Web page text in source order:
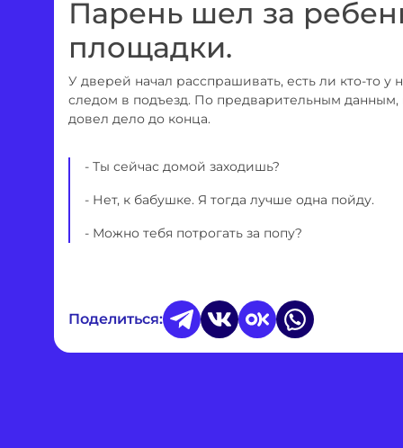
Парень шел за
площадки.
У дверей начал расспрашивать, есть ли кто-то у
следом в подъезд. По предварительным данным,
довел дело до конца.
- Ты сейчас домой заходишь?
- Нет, к бабушке. Я тогда лучше одна пойду.
- Можно тебя потрогать за попу?
Поделиться: